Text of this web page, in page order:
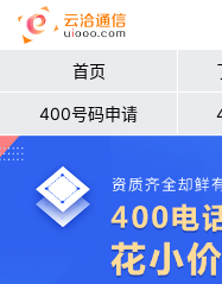
首页
400号码申请